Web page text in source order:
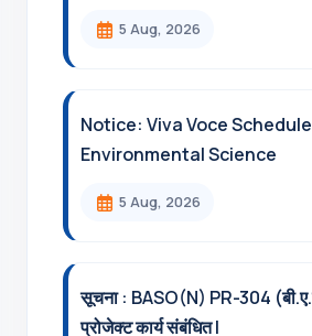
5 Aug, 2026
Notice: Viva Voce
Environmental Science
5 Aug, 2026
सूचना : BASO(N) PR-304
प्रोजेक्ट कार्य संबंधित l